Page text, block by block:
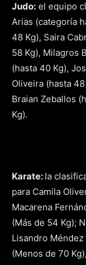
Judo: el equipo
Arias (categoría
48 Kg), Saira
58 Kg), Milagros
(hasta 40 Kg),
Oliveira (hasta
Braian Zeballos
Kg).
Karate: la
para Camila
Macarena
(Más de 54 Kg);
Lisandro
(Menos de 70